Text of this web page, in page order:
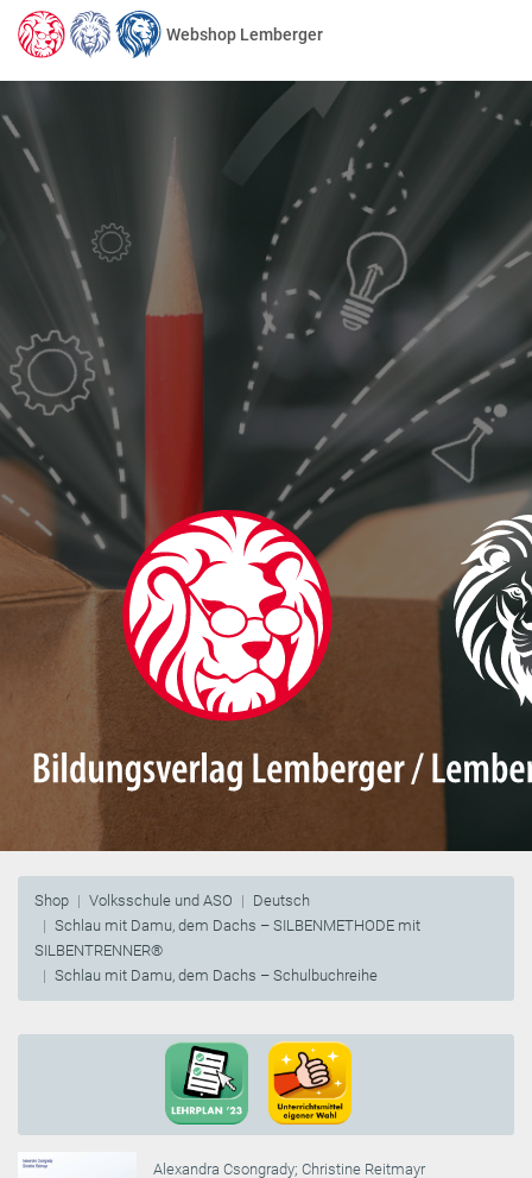
Webshop Lemberger
Shop Volksschule und ASO
Deutsch
Schlau mit Damu, dem Dachs – SILBENMETHODE mit
SILBENTRENNER®
Schlau mit Damu, dem Dachs – Schulbuchreihe
Alexandra Csongrady; Christine Reitmayr